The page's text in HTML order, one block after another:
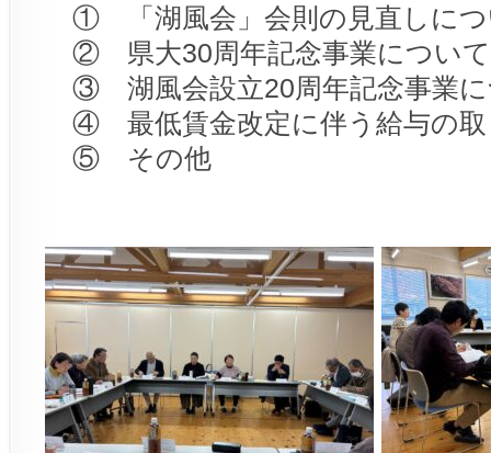
① 「湖風会」会則の見直しにつ
② 県大30周年記念事業について
③ 湖風会設立20周年記念事業に
④ 最低賃金改定に伴う給与の取
⑤ その他